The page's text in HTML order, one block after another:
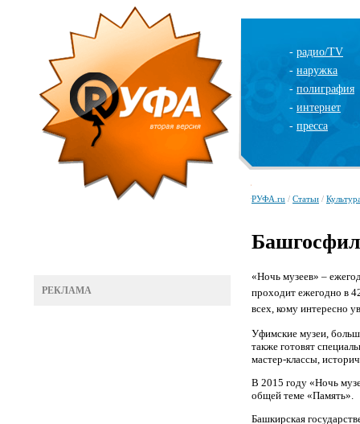
- радио/TV
- наружка
- полиграфия
- интернет
- пресса
РЕКЛАМА
РУФА.ru / Статьи /
«Ночь музеев» –
проходит ежегодно в
всех, кому интересно
Уфимские музеи,
также готовят
мастер-классы,
В 2015 году «Ночь
общей теме «Память».
Башкирская